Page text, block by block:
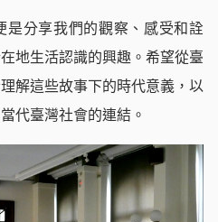
是分享我們的觀察、感受和詮
地生活認識的興趣。希望從臺
解這些故事下的時代意義，以
代臺灣社會的連結。